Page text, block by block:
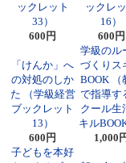
ックレット
33）
600円
ックレ
16）
600円
「けんか」へ
の対処のしか
た （学級経営
ブックレット
13）
600円
学級のル
づくりス
BOOK （
で指導す
クール生
キル
1,000
子どもを本好